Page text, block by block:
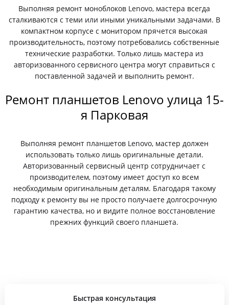
Выполняя ремонт моноблоков Lenovo, мастера всегда
сталкиваются с теми или иными уникальными задачами. В
компактном корпусе с монитором прячется высокая
производительность, поэтому потребовались собственные
технические разработки. Только лишь мастера из
авторизованного сервисного центра могут справиться с
поставленной задачей и выполнить ремонт.
Ремонт планшетов Lenovo улица 15-
я Парковая
Выполняя ремонт планшетов Lenovo, мастер должен
использовать только лишь оригинальные детали.
Авторизованный сервисный центр сотрудничает с
производителем, поэтому имеет доступ ко всем
необходимым оригинальным деталям. Благодаря такому
подходу к ремонту вы не просто получаете долгосрочную
гарантию качества, но и видите полное восстановление
прежних функций своего планшета.
Быстрая консультация